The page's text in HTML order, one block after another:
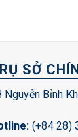
SỞ
Nguyễn Bỉnh
(+84 28)